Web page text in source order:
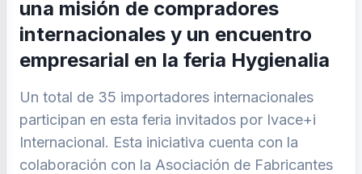
una misión de compradores
internacionales y un encuentro
empresarial en la feria Hygienalia
Un total de 35 importadores internacionales
participan en esta feria invitados por Ivace+i
Internacional. Esta iniciativa cuenta con la
colaboración con la Asociación de Fabricantes